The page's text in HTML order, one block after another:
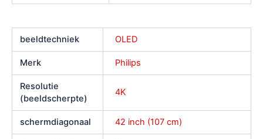
beeldtechniek OLED
Merk Philips
Resolutie
(beeldscherpte)
4K
schermdiagonaal 42 inch (107 cm)